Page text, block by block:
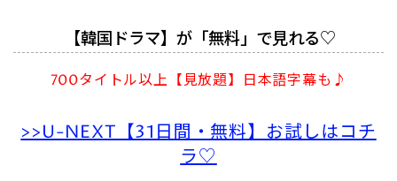
【韓国ドラマ】が「無料」で見れる♡
700タイトル以上【見放題】日本語字幕も♪
>>U-NEXT【31日間・無料】お試しはコチ
ラ♡